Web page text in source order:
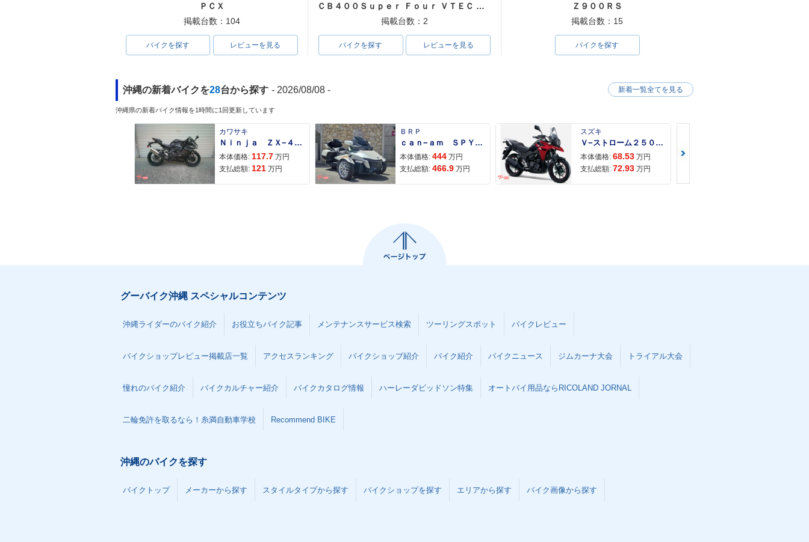
ＰＣＸ
掲載台数：104
バイクを探す レビューを見る
ＣＢ４００Ｓｕｐｅｒ Ｆｏｕｒ ＶＴＥＣ ＳＰＥＣ３
掲載台数：2
バイクを探す レビューを見る
Ｚ９００ＲＳ
掲載台数：15
バイクを探す
沖縄の新着バイクを28台から探す - 2026/08/08 -
沖縄県の新着バイク情報を1時間に1回更新しています
カワサキ
Ｎｉｎｊａ ＺＸ−４Ｒ ＳＥ
本体価格: 117.7 万円
支払総額: 121 万円
ＢＲＰ
ｃａｎ−ａｍ ＳＰＹＤＥＲ ＲＴ ＬＩＭＩＴＥＤ
本体価格: 444 万円
支払総額: 466.9 万円
スズキ
Ｖ−ストローム２５０ ２６年モデル 水冷２気筒エンジン ＬＥＤヘッドライト標準装備
本体価格: 68.53 万円
支払総額: 72.93 万円
新着一覧全てを見る
グーバイク沖縄 スペシャルコンテンツ
沖縄ライダーのバイク紹介 お役立ちバイク記事 メンテナンスサービス検索 ツーリングスポット バイクレビュー
バイクショップレビュー掲載店一覧 アクセスランキング バイクショップ紹介 バイク紹介 バイクニュース ジムカーナ大会 トライアル大会
憧れのバイク紹介 バイクカルチャー紹介 バイクカタログ情報 ハーレーダビッドソン特集 オートバイ用品ならRICOLAND JORNAL
二輪免許を取るなら！糸満自動車学校 Recommend BIKE
沖縄のバイクを探す
バイクトップ メーカーから探す スタイルタイプから探す バイクショップを探す エリアから探す バイク画像から探す